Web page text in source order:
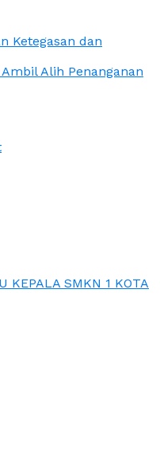
Ketegasan dan
Alih Penanganan
SMKN 1 KOTA